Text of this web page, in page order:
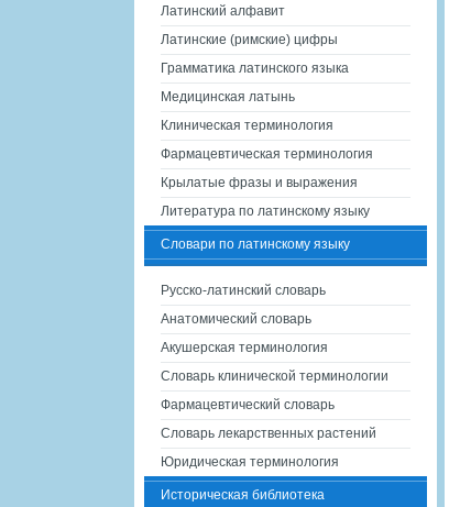
Латинский алфавит
Латинские (римские) цифры
Грамматика латинского языка
Медицинская латынь
Клиническая терминология
Фармацевтическая терминология
Крылатые фразы и выражения
Литература по латинскому языку
Словари по латинскому языку
Русско-латинский словарь
Анатомический словарь
Акушерская терминология
Словарь клинической терминологии
Фармацевтический словарь
Словарь лекарственных растений
Юридическая терминология
Историческая библиотека